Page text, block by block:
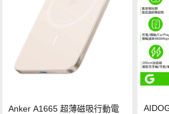
Anker A1665 超薄磁吸行動電